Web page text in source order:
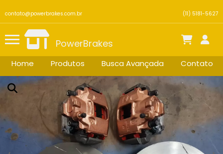
contato@powerbrakes.com.br (11) 5181-5627
PowerBrakes
Home Produtos Busca Avançada Contato